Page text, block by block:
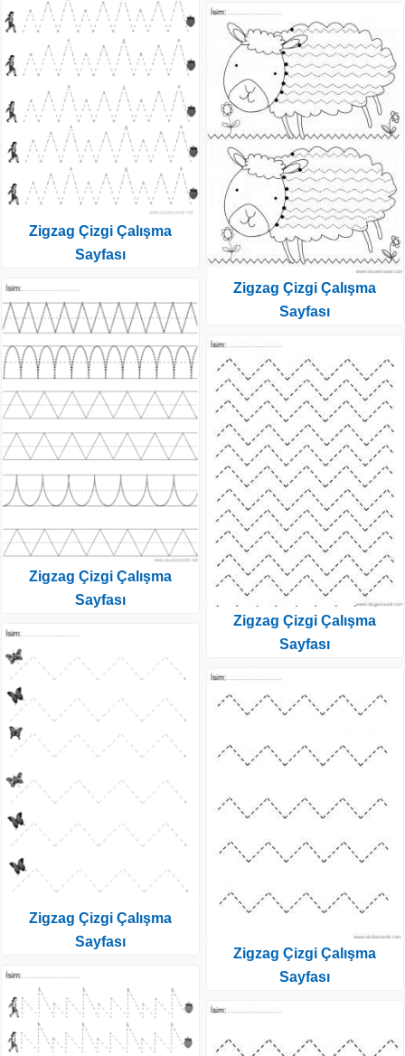
Zigzag Çizgi Çalışma
Sayfası
Zigzag Çizgi Çalışma
Sayfası
Zigzag Çizgi Çalışma
Sayfası
Zigzag Çizgi Çalışma
Sayfası
Zigzag Çizgi Çalışma
Sayfası
Zigzag Çizgi Çalışma
Sayfası